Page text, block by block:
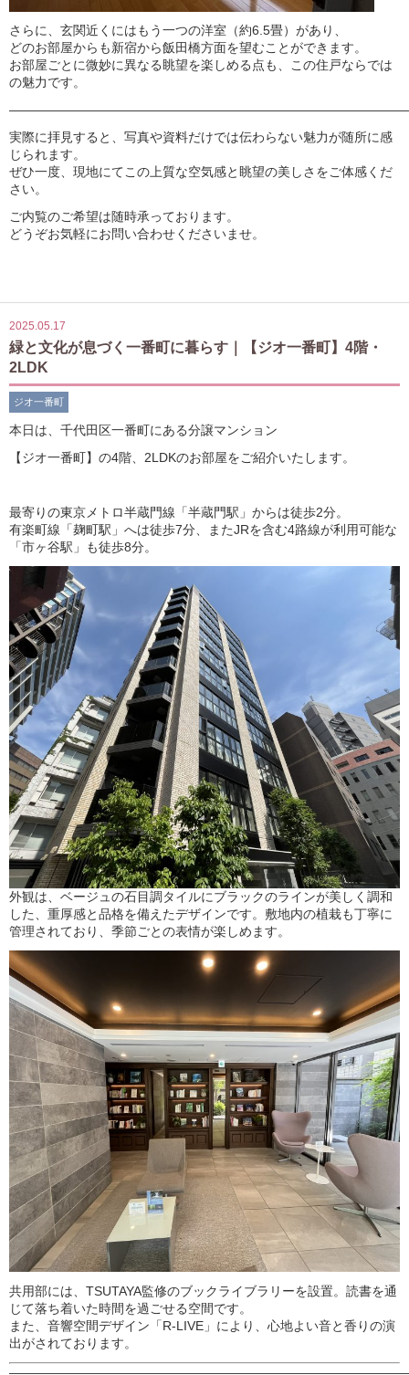
さらに、玄関近くにはもう一つの洋室（約6.5畳）があり、
どのお部屋からも新宿から飯田橋方面を望むことができます。
お部屋ごとに微妙に異なる眺望を楽しめる点も、この住戸ならでは
の魅力です。
実際に拝見すると、写真や資料だけでは伝わらない魅力が随所に感
じられます。
ぜひ一度、現地にてこの上質な空気感と眺望の美しさをご体感くだ
さい。
ご内覧のご希望は随時承っております。
どうぞお気軽にお問い合わせくださいませ。
2025.05.17
緑と文化が息づく一番町に暮らす｜【ジオ一番町】4階・
2LDK
ジオ一番町
本日は、 千代田区一番町にある分譲マンション
【ジオ一番町】 の4階、 2LDKのお部屋をご紹介いた し ます。
最寄りの東京 メトロ半蔵門線「半蔵門駅 」 からは徒歩2分。
有楽町線「麹町駅 」 へは徒歩7分、 またJRを含む4路線が利用可能な
「市ヶ谷駅 」 も徒歩8分。
外観は、 ベージュの石目調 タイルにブラックのラインが美 しく 調和
した、 重厚感と品格を備え たデザインです。 敷地内の植栽も丁寧に
管理されており、 季節ごとの表情が楽 しめます。
共用部には、 TSUTAYA監修のブックライブラリーを設置。 読書を通
じて落ち着いた時間を過ごせる空間です。
また、 音響空間デザイン「R-LIVE 」 により、 心地よい音と香りの演
出がされております。